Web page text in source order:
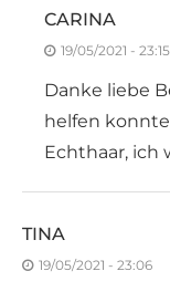
CARINA
19/05/2021 - 23:15
Danke liebe
helfen
Echthaar, ich
TINA
19/05/2021 - 23:06